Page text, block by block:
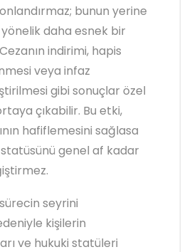
bunun yerine
yönelik daha esnek bir
indirimi, hapis
veya infaz
gibi sonuçlar özel
çıkabilir. Bu etki,
hafiflemesini sağlasa
genel af kadar
seyrini
kişilerin
ve hukuki statüleri